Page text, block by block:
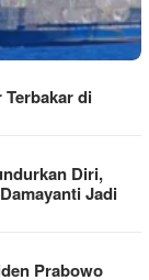
Terbakar di
Diri,
Jadi
Prabowo